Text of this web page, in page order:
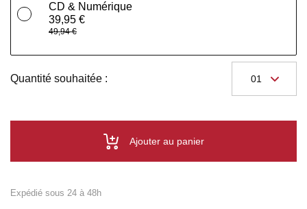
CD & Numérique
39,95 €
49,94 €
Quantité souhaitée :
Ajouter au panier
Expédié sous 24 à 48h